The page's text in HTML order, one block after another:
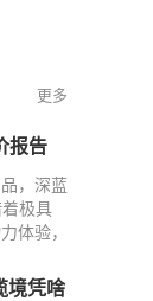
更多
报告
，深蓝
极具
体验，
境凭啥